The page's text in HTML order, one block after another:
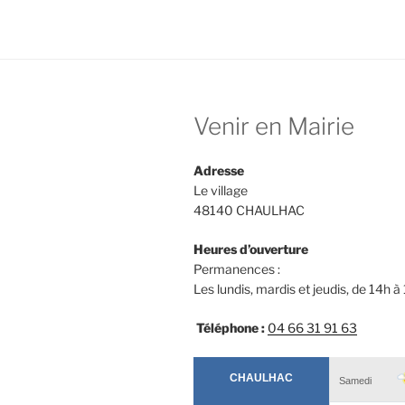
o
k
n
Venir en Mairie
Adresse
Le village
48140 CHAULHAC
Heures d’ouverture
Permanences :
Les lundis, mardis et jeudis, de 14h à
Téléphone : 04 66 31 91 63